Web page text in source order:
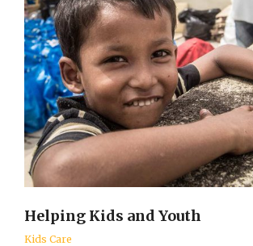
Helping Kids and Youth
Kids Care